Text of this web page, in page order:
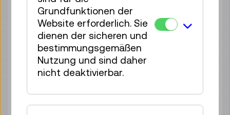
Reservierung Kinderbereich
35 Plätze frei
€ 2,50
So 09.08. 14:00 –14:40
Reservierung Kinderbereich
35 Plätze frei
€ 2,50
Tickets
Grundfunktionen der
Website erforderlich. Sie
dienen der sicheren und
bestimmungsgemäßen
Nutzung und sind daher
nicht deaktivierbar.